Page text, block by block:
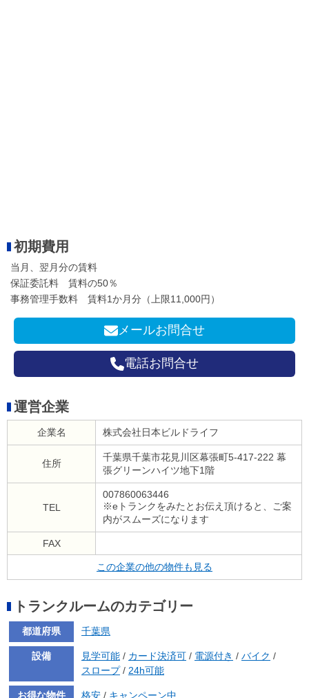
初期費用
当月、翌月分の賃料
保証委託料 賃料の50％
事務管理手数料 賃料1か月分（上限11,000円）
メールお問合せ
電話お問合せ
運営企業
企業名 株式会社日本ビルドライフ
住所
千葉県千葉市花見川区幕張町5-417-222 幕
張グリーンハイツ地下1階
TEL
007860063446
※eトランクをみたとお伝え頂けると、ご案
内がスムーズになります
FAX
この企業の他の物件も見る
トランクルームのカテゴリー
都道府県 千葉県
設備 見学可能 / カード決済可 / 電源付き / バイク /
スロープ/ 24h可能
お得な物件 格安 / キャンペーン中